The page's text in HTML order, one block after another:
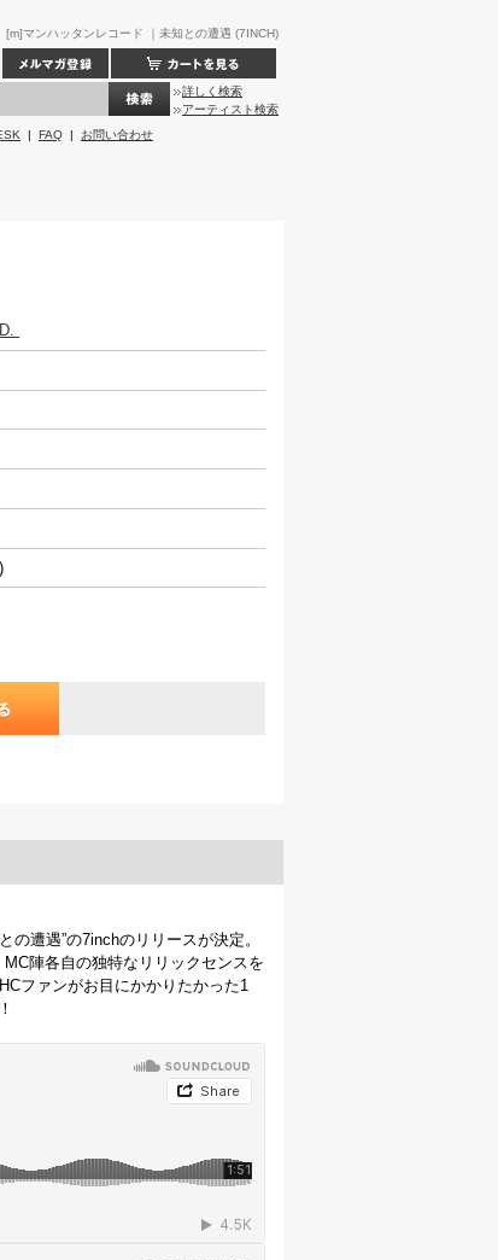
[m]マンハッタンレコード ｜未知との遭遇 (7INCH)
詳しく検索
アーティスト検索
| FAQ | お問い合わせ
遭遇”の7inchのリリースが決定。
陣各自の独特なリリックセンスを
ファンがお目にかかりたかった1